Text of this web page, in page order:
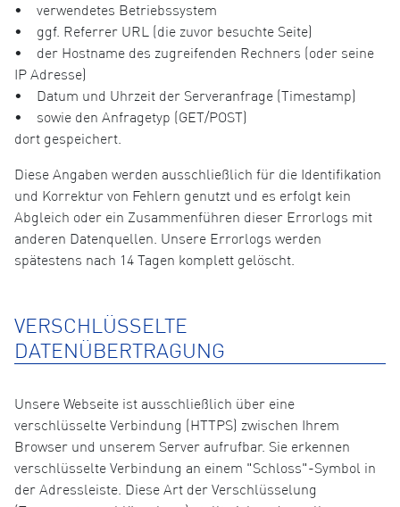
• verwendetes Betriebssystem
• ggf. Referrer URL (die zuvor besuchte Seite)
• der Hostname des zugreifenden Rechners (oder seine
IP Adresse)
• Datum und Uhrzeit der Serveranfrage (Timestamp)
• sowie den Anfragetyp (GET/POST)
dort gespeichert.
Diese Angaben werden ausschließlich für die Identifikation
und Korrektur von Fehlern genutzt und es erfolgt kein
Abgleich oder ein Zusammenführen dieser Errorlogs mit
anderen Datenquellen. Unsere Errorlogs werden
spätestens nach 14 Tagen komplett gelöscht.
VERSCHLÜSSELTE
DATENÜBERTRAGUNG
Unsere Webseite ist ausschließlich über eine
verschlüsselte Verbindung (HTTPS) zwischen Ihrem
Browser und unserem Server aufrufbar. Sie erkennen
verschlüsselte Verbindung an einem "Schloss"-Symbol in
der Adressleiste. Diese Art der Verschlüsselung